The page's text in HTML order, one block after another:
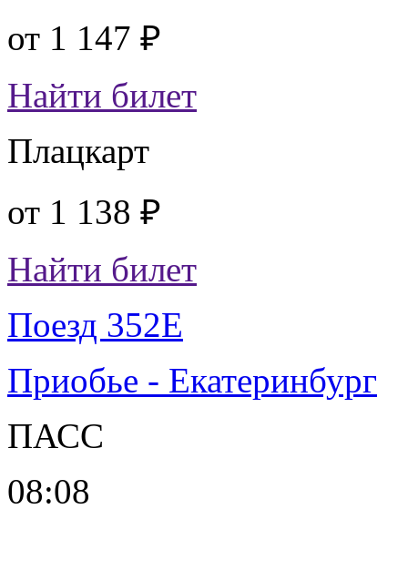
от 1 147 ₽
Найти билет
Плацкарт
от 1 138 ₽
Найти билет
Поезд 352Е
Приобье - Екатеринбург
ПАСС
08:08